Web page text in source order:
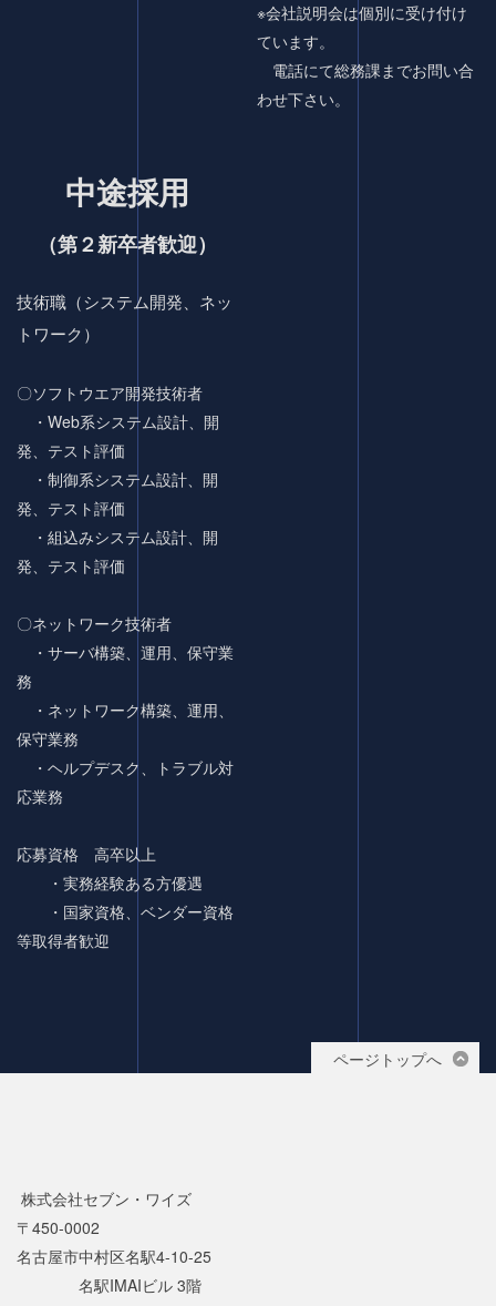
※会社説明会は個別に受け付け
ています。
電話にて総務課までお問い合
わせ下さい。
中途採用
（第２新卒者歓迎）
技術職（システム開発、ネッ
トワーク）
〇ソフトウエア開発技術者
・Web系システム設計、開
発、テスト評価
・制御系システム設計、開
発、テスト評価
・組込みシステム設計、開
発、テスト評価
〇ネットワーク技術者
・サーバ構築、運用、保守業
務
・ネットワーク構築、運用、
保守業務
・ヘルプデスク、トラブル対
応業務
応募資格 高卒以上
・実務経験ある方優遇
・国家資格、ベンダー資格
等取得者歓迎
ページトップへ
株式会社セブン・ワイズ
〒450-0002
名古屋市中村区名駅4-10-25
名駅IMAIビル 3階